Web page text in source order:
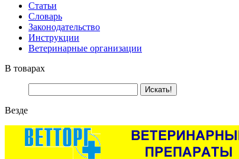
Статьи
Словарь
Законодательство
Инструкции
Ветеринарные организации
В товарах
Везде